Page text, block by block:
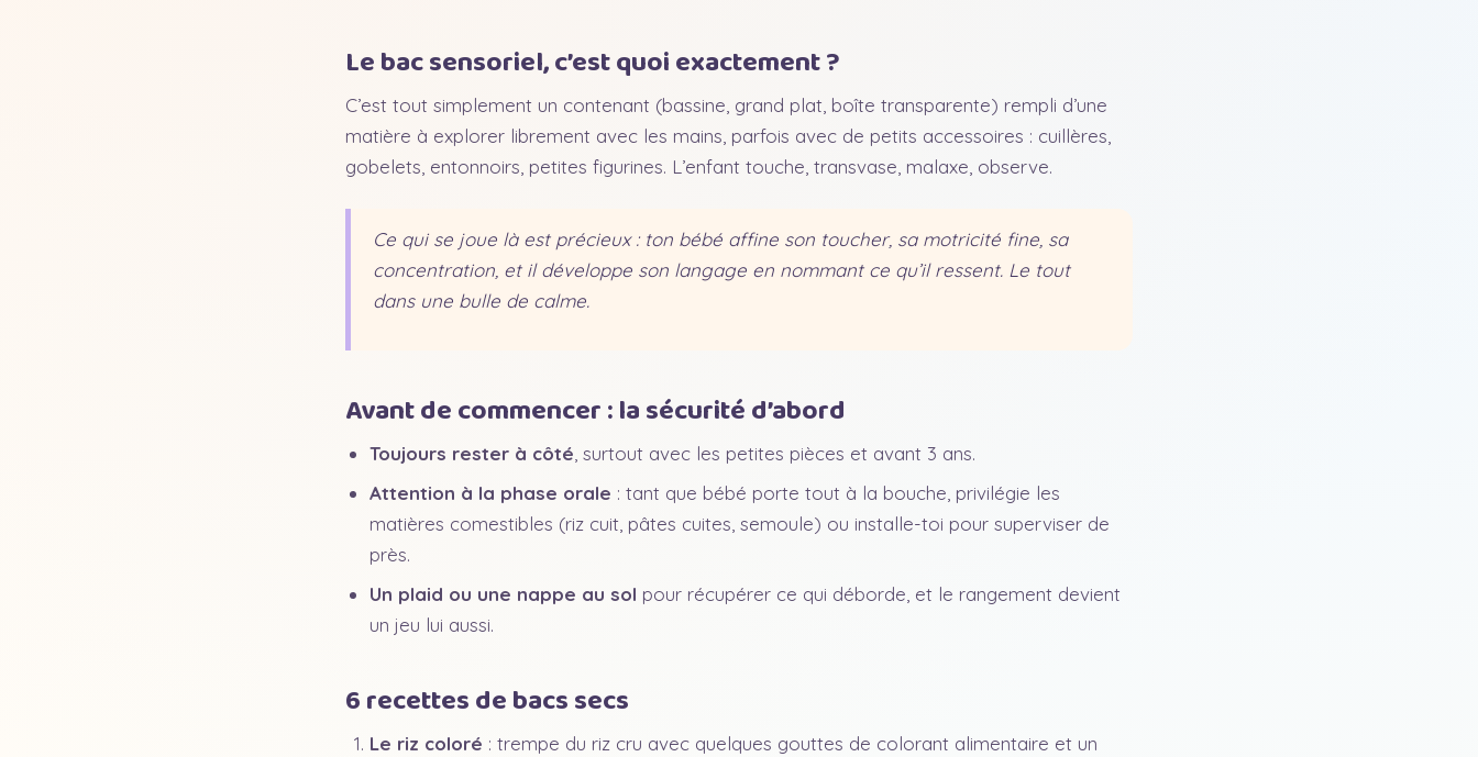
Le bac sensoriel, c’est quoi exactement ?
C’est tout simplement un contenant (bassine, grand plat, boîte transparente) rempli d’une
matière à explorer librement avec les mains, parfois avec de petits accessoires : cuillères,
gobelets, entonnoirs, petites figurines. L’enfant touche, transvase, malaxe, observe.
Ce qui se joue là est précieux : ton bébé affine son toucher, sa motricité fine, sa
concentration, et il développe son langage en nommant ce qu’il ressent. Le tout
dans une bulle de calme.
Avant de commencer : la sécurité d’abord
Toujours rester à côté , surtout avec les petites pièces et avant 3 ans.
Attention à la phase orale : tant que bébé porte tout à la bouche, privilégie les
matières comestibles (riz cuit, pâtes cuites, semoule) ou installe-toi pour superviser de
près.
Un plaid ou une nappe au sol pour récupérer ce qui déborde, et le rangement devient
un jeu lui aussi.
6 recettes de bacs secs
Le riz coloré : trempe du riz cru avec quelques gouttes de colorant alimentaire et un